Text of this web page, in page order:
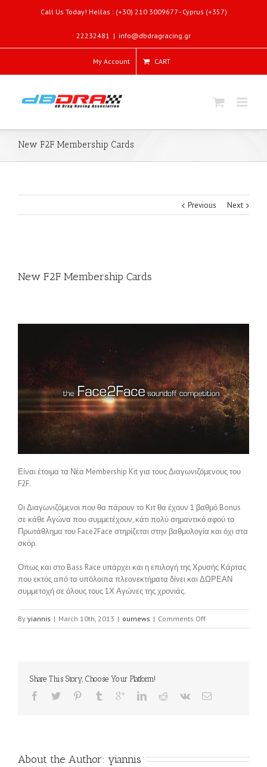
Call Us Today! Hellas : (+30) 210 3009677 - Cyprus (+357)
22232481 | info@dbdragracing.gr
My Account CART
New F2F Membership Cards
Previous Next
New F2F Membership Cards
Είναι έτοιμα τα Νέα Membership Kit για τους Διαγωνιζόμενους του
F2F.
Oι Διαγωνιζόμενοι που θα πάρουν το Κιτ θα έχουν 1 βαθμό Bonus
σε κάθε Αγώνα που συμμετέχουν, κάτι πολύ σημαντικό αφού το
Πρωτάθλημα του Face2Face στηρίζεται στην βαθμολογία και όχι στα
σκόρ.
Οπως και στο Bass Race υπάρχει και η επιλογή της Χρυσής Κάρτας
που εκτός από τα υπόλοιπα πλεονεκτήματα δίνει και ΔΩΡΕΑΝ
συμμετοχή σε όλους τους 1Χ Αγώνες της χρονιάς.
By yiannis | March 10th, 2013 | ournews | Comments Offon
New
Share This Story, Choose Your Platform!
About the Author: yiannis